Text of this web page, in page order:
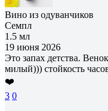
Вино из одуванчиков
Семпл
1.5 мл
19 июня 2026
Это запах детства.
милый))) стойкость
❤️
3 0